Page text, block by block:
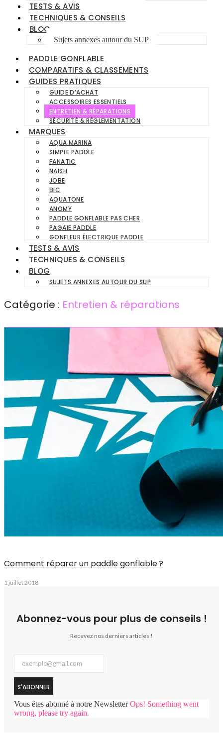
TESTS & AVIS
TECHNIQUES & CONSEILS
BLOG
Sujets annexes autour du SUP
PADDLE GONFLABLE
COMPARATIFS & CLASSEMENTS
GUIDES PRATIQUES
GUIDE D’ACHAT
ACCESSOIRES ESSENTIELS
ENTRETIEN & RÉPARATIONS
SÉCURITÉ & RÉGLEMENTATION
MARQUES
AQUA MARINA
SIMPLE PADDLE
FANATIC
NAISH
JOBE
BIC
AQUATONE
ANOMY
PADDLE GONFLABLE PAS CHER
PAGAIE PADDLE
GONFLEUR ÉLECTRIQUE PADDLE
TESTS & AVIS
TECHNIQUES & CONSEILS
BLOG
SUJETS ANNEXES AUTOUR DU SUP
Catégorie : Entretien & réparations
Comment réparer un paddle gonflable ?
1 juillet 2018
Abonnez-vous pour plus de conseils !
Recevez nos derniers articles !
S'ABONNER
Vous êtes abonné à notre Newsletter Ops! Something went
wrong, please try again.